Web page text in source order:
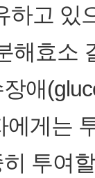
하고 있
해효소
애
게는
투여